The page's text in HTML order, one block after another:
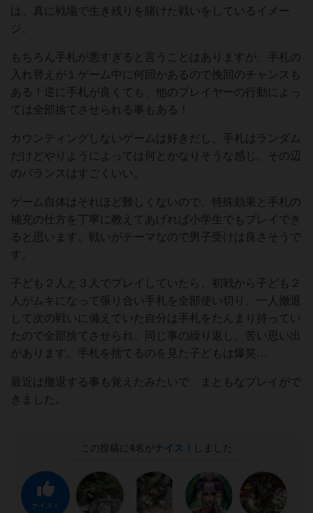
は、真に戦場で生き残りを賭けた戦いをしているイメー
ジ。
もちろん手札が悪すぎると言うことはありますが、手札の
入れ替えが１ゲーム中に何回かあるので挽回のチャンスも
ある！逆に手札が良くても、他のプレイヤーの行動によっ
ては全部捨てさせられる事もある！
カウンティングしないゲームは好きだし、手札はランダム
だけどやりようによっては何とかなりそうな感じ。その辺
のバランスはすごくいい。
ゲーム自体はそれほど難しくないので、特殊効果と手札の
補充の仕方を丁寧に教えてあげれば小学生でもプレイでき
ると思います。戦いがテーマなので男子受けは良さそうで
す。
子ども２人と３人でプレイしていたら、初戦から子ども２
人がムキになって張り合い手札を全部使い切り、一人撤退
して次の戦いに備えていた自分は手札をたんまり持ってい
たので全部捨てさせられ、同じ事の繰り返し、苦い思い出
があります。手札を捨てるのを見た子どもは爆笑…
最近は撤退する事も覚えたみたいで、まともなプレイがで
きました。
この投稿に 4名がナイス！ しました
ナイス！